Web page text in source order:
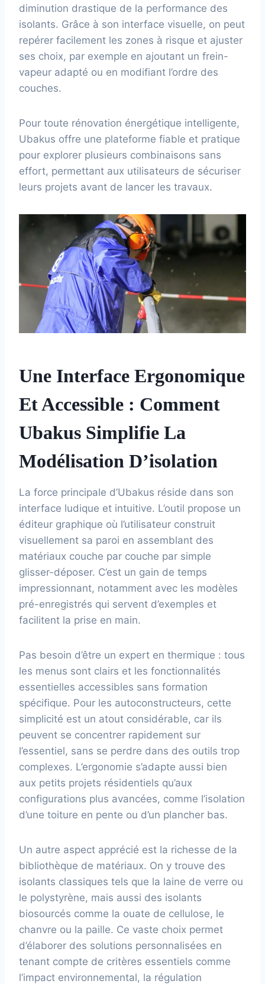
diminution drastique de la performance des
isolants. Grâce à son interface visuelle, on peut
repérer facilement les zones à risque et ajuster
ses choix, par exemple en ajoutant un frein-
vapeur adapté ou en modifiant l’ordre des
couches.
Pour toute rénovation énergétique intelligente,
Ubakus offre une plateforme fiable et pratique
pour explorer plusieurs combinaisons sans
effort, permettant aux utilisateurs de sécuriser
leurs projets avant de lancer les travaux.
Une Interface Ergonomique
Et Accessible : Comment
Ubakus Simplifie La
Modélisation D’isolation
La force principale d’Ubakus réside dans son
interface ludique et intuitive. L’outil propose un
éditeur graphique où l’utilisateur construit
visuellement sa paroi en assemblant des
matériaux couche par couche par simple
glisser-déposer. C’est un gain de temps
impressionnant, notamment avec les modèles
pré-enregistrés qui servent d’exemples et
facilitent la prise en main.
Pas besoin d’être un expert en thermique : tous
les menus sont clairs et les fonctionnalités
essentielles accessibles sans formation
spécifique. Pour les autoconstructeurs, cette
simplicité est un atout considérable, car ils
peuvent se concentrer rapidement sur
l’essentiel, sans se perdre dans des outils trop
complexes. L’ergonomie s’adapte aussi bien
aux petits projets résidentiels qu’aux
configurations plus avancées, comme l’isolation
d’une toiture en pente ou d’un plancher bas.
Un autre aspect apprécié est la richesse de la
bibliothèque de matériaux. On y trouve des
isolants classiques tels que la laine de verre ou
le polystyrène, mais aussi des isolants
biosourcés comme la ouate de cellulose, le
chanvre ou la paille. Ce vaste choix permet
d’élaborer des solutions personnalisées en
tenant compte de critères essentiels comme
l’impact environnemental, la régulation